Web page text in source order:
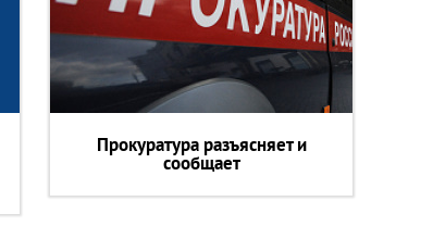
Прокуратура разъясняет и
сообщает